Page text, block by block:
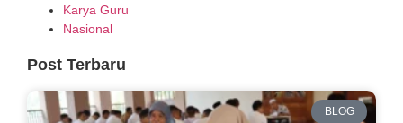
Karya Guru
Nasional
Post Terbaru
BLOG